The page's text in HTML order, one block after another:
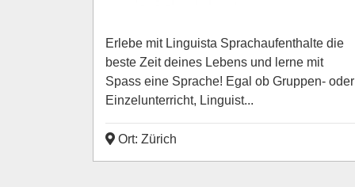
Erlebe mit Linguista Sprachaufenthalte die
beste Zeit deines Lebens und lerne mit
Spass eine Sprache! Egal ob Gruppen- oder
Einzelunterricht, Linguist...
Ort: Zürich